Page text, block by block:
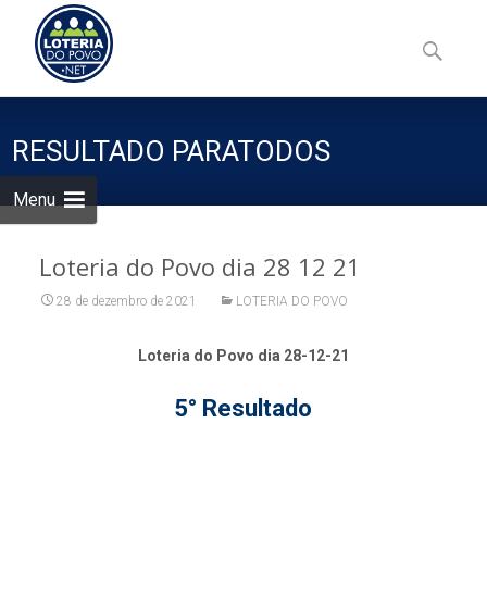
Menu
to
content
por:
RESULTADO PARATODOS
Loteria do Povo dia 28 12 21
28 de dezembro de 2021 LOTERIA DO POVO
Loteria do Povo dia 28-12-21
5° Resultado